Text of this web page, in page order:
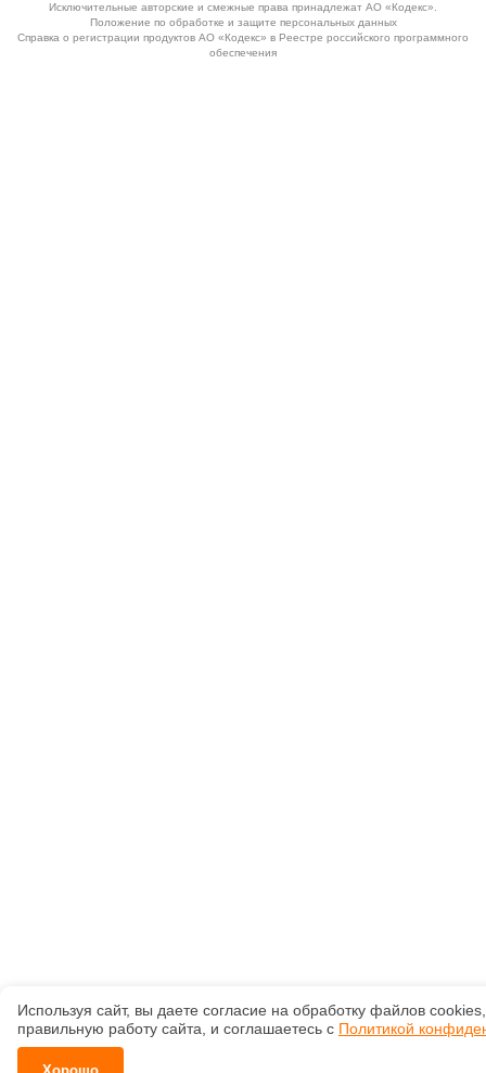
Исключительные авторские и смежные права принадлежат АО «Кодекс».
Положение по обработке и защите персональных данных
Справка о регистрации продуктов АО «Кодекс» в Реестре российского программного
обеспечения
Используя сайт, вы даете согласие на обработку файлов
правильную работу сайта, и соглашаетесь с Политикой